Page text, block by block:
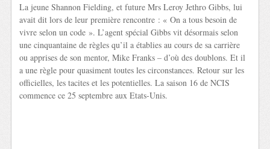
La jeune Shannon Fielding, et future Mrs Leroy Jethro Gibbs, lui
avait dit lors de leur première rencontre : « On a tous besoin de
vivre selon un code ». L’agent spécial Gibbs vit désormais selon
une cinquantaine de règles qu’il a établies au cours de sa carrière
ou apprises de son mentor, Mike Franks – d’où des doublons. Et il
a une règle pour quasiment toutes les circonstances. Retour sur les
officielles, les tacites et les potentielles. La saison 16 de NCIS
commence ce 25 septembre aux Etats-Unis.